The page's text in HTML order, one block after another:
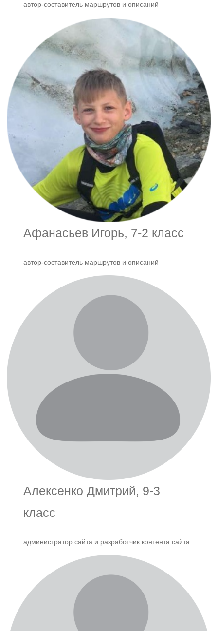
автор-составитель маршрутов и описаний
Афанасьев Игорь, 7-2 класс
автор-составитель маршрутов и описаний
Алексенко Дмитрий, 9-3
класс
администратор сайта и разработчик контента сайта